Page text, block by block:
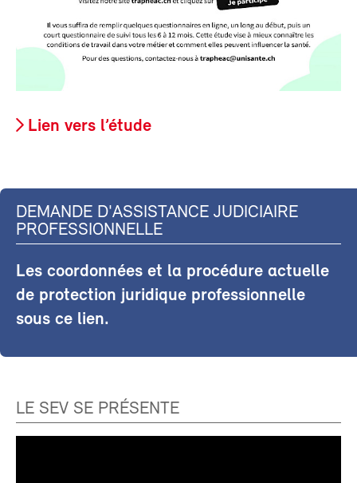
Lien vers l’étude
DEMANDE D'ASSISTANCE JUDICIAIRE
PROFESSIONNELLE
Les coordonnées et la procédure actuelle
de protection juridique professionnelle
sous ce lien.
LE SEV SE PRÉSENTE